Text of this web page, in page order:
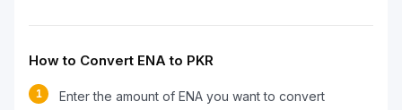
How to Convert ENA to PKR
1 Enter the amount of ENA you want to convert